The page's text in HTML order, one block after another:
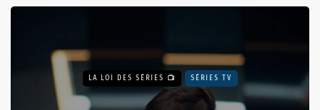
LA LOI DES SÉRIES 📺 SÉRIES TV